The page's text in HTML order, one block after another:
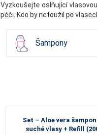
Vyzkoušejte oslňující
péči. Kdo by netoužil po
Šampony
Set – Aloe vera
suché vlasy + Refill